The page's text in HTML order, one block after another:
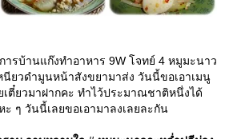
ารบ้านแก๊งทำอาหาร 9W โจทย์ 4 หมูมะนาว
นียวดำมูนหน้าสังขยามาส่ง วันนี้ขอเอาเมนู
เตี๋ยวมาฝากคะ ทำไว้ประมาณชาติหนึ่งได้
ๆ วันนี้เลยขอเอามาลงเลยละกัน